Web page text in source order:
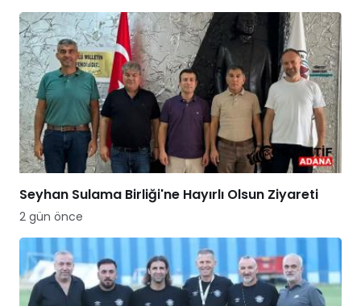
Seyhan Sulama Birliği'ne Hayırlı Olsun Ziyareti
2 gün önce